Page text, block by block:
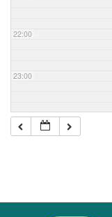
22:00
23:00